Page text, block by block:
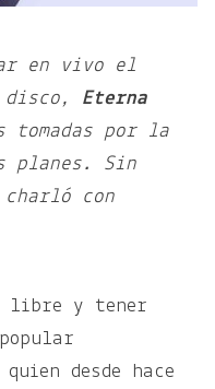
en vivo el
disco, Eterna
tomadas por la
planes. Sin
con
libre y tener
desde hace